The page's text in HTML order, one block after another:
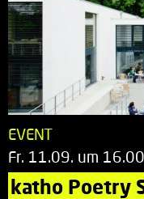
EVENT
Fr. 11.09. um
katho Poetry